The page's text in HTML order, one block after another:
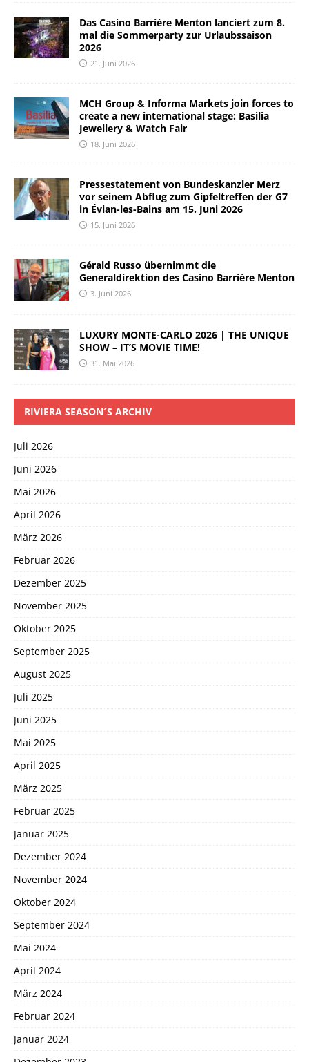
Das Casino Barrière Menton lanciert zum 8.
mal die Sommerparty zur Urlaubssaison
2026
21. Juni 2026
MCH Group & Informa Markets join forces to
create a new international stage: Basilia
Jewellery & Watch Fair
18. Juni 2026
Pressestatement von Bundeskanzler Merz
vor seinem Abflug zum Gipfeltreffen der G7
in Évian-les-Bains am 15. Juni 2026
15. Juni 2026
Gérald Russo übernimmt die
Generaldirektion des Casino Barrière Menton
3. Juni 2026
LUXURY MONTE-CARLO 2026 | THE UNIQUE
SHOW – IT’S MOVIE TIME!
31. Mai 2026
RIVIERA SEASON´S ARCHIV
Juli 2026
Juni 2026
Mai 2026
April 2026
März 2026
Februar 2026
Dezember 2025
November 2025
Oktober 2025
September 2025
August 2025
Juli 2025
Juni 2025
Mai 2025
April 2025
März 2025
Februar 2025
Januar 2025
Dezember 2024
November 2024
Oktober 2024
September 2024
Mai 2024
April 2024
März 2024
Februar 2024
Januar 2024